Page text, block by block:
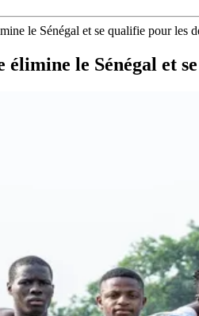
le Sénégal et se qualifie pour les
le Sénégal et